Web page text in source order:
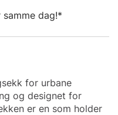
samme dag!*
for urbane
og designet for
er en som holder